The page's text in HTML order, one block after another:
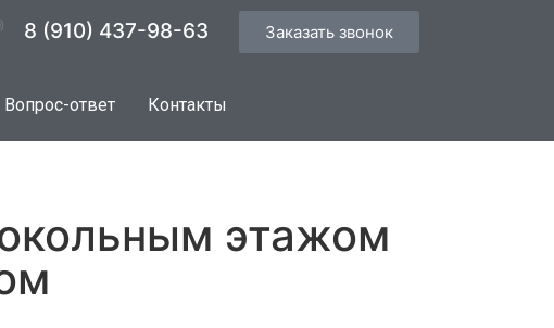
8 (910) 437-98-63 Заказать звонок
Вопрос-ответ Контакты
этажом